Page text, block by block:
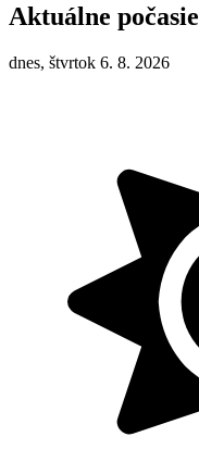
Aktuálne počasie
dnes, štvrtok 6. 8. 2026